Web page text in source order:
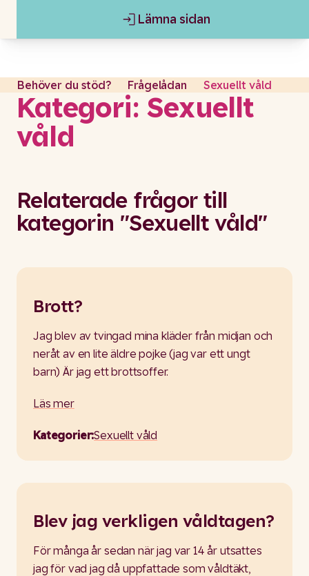
Gå till contentLämna sidan
Lämna sidan
Behöver du stöd? Frågelådan Sexuellt våld
Kategori: Sexuellt
våld
Relaterade frågor till
kategorin "Sexuellt våld"
Brott?
Jag blev av tvingad mina kläder från midjan och
neråt av en lite äldre pojke (jag var ett ungt
barn) Är jag ett brottsoffer.
Läs mer
Kategorier:Sexuellt våld
Blev jag verkligen våldtagen?
För många år sedan när jag var 14 år utsattes
jag för vad jag då uppfattade som våldtäkt,